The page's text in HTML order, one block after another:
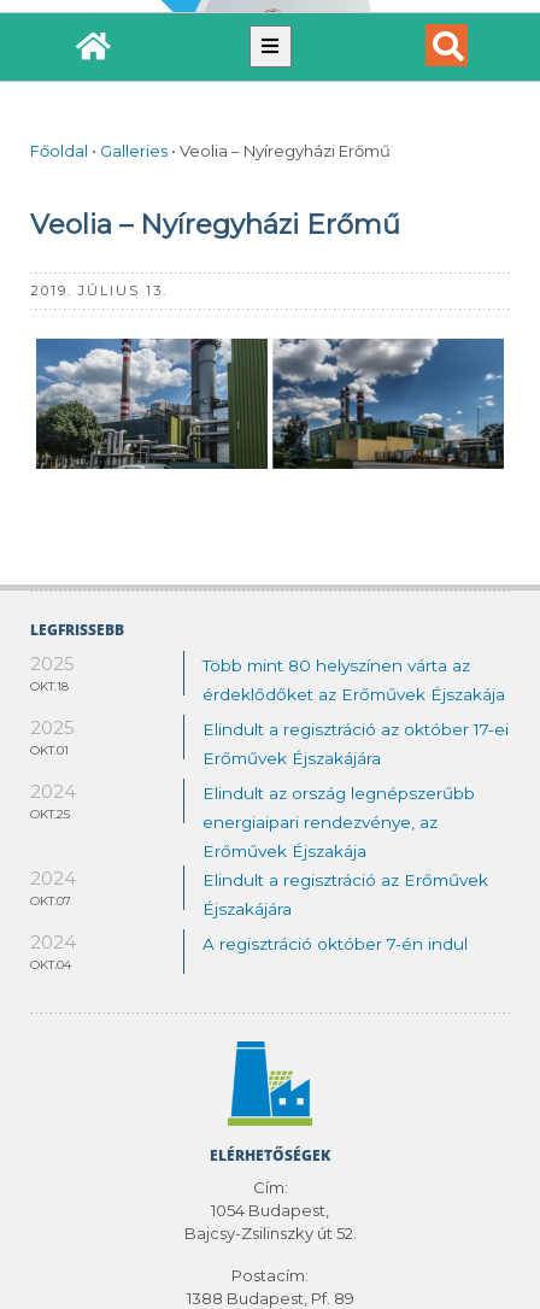
LEGFRISSEBB
2025
OKT.18
Több mint 80 helyszínen várta az
érdeklődőket az Erőművek Éjszakája
2025
OKT.01
Elindult a regisztráció az október 17-ei
Erőművek Éjszakájára
2024
OKT.25
Elindult az ország legnépszerűbb
energiaipari rendezvénye, az
Erőművek Éjszakája
2024
OKT.07
Elindult a regisztráció az Erőművek
Éjszakájára
2024
OKT.04
A regisztráció október 7-én indul
ELÉRHETŐSÉGEK
Cím:
1054 Budapest,
Bajcsy-Zsilinszky út 52.
Postacím:
1388 Budapest, Pf. 89
Főoldal • Galleries • Veolia – Nyíregyházi Erőmű
Veolia – Nyíregyházi Erőmű
2019. JÚLIUS 13.